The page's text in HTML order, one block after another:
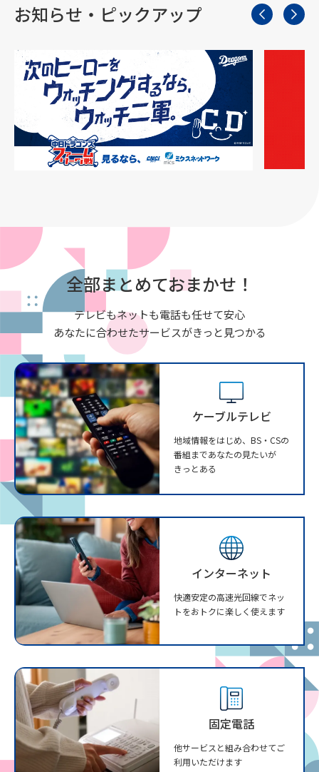
お知らせ・ピックアップ
全部まとめておまかせ！
テレビもネットも電話も任せて安心
あなたに合わせたサービスがきっと見つかる
ケーブルテレビ
地域情報をはじめ、BS・CSの
番組まであなたの見たいが
きっとある
インターネット
快適安定の高速光回線でネッ
トをおトクに楽しく使えます
固定電話
他サービスと組み合わせてご
利用いただけます